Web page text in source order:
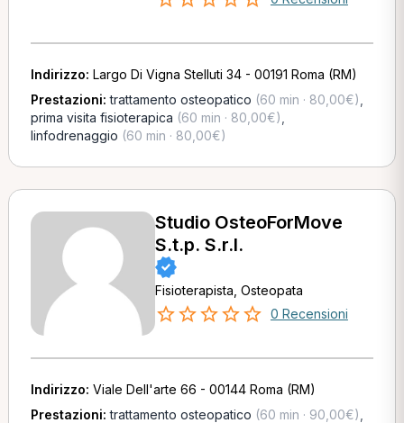
Indirizzo: Largo Di Vigna Stelluti 34 - 00191 Roma (RM)
Prestazioni:trattamento osteopatico (60 min · 80,00€)
prima visita fisioterapica (60 min · 80,00€)
linfodrenaggio (60 min · 80,00€)
Studio OsteoForMove
S.t.p. S.r.l.
Fisioterapista, Osteopata
0 Recensioni
Indirizzo: Viale Dell'arte 66 - 00144 Roma (RM)
Prestazioni:trattamento osteopatico (60 min · 90,00€)